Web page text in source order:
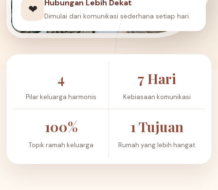
❤ Hubungan Lebih Dekat
Dimulai dari komunikasi sederhana setiap hari.
4
Pilar keluarga harmonis
7 Hari
Kebiasaan komunikasi
100%
Topik ramah keluarga
1 Tujuan
Rumah yang lebih hangat